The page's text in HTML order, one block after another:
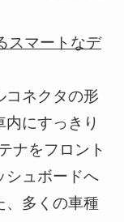
スマートなデ
コネクタの形
にすっきり
ナをフロント
シュボードへ
、多くの車種